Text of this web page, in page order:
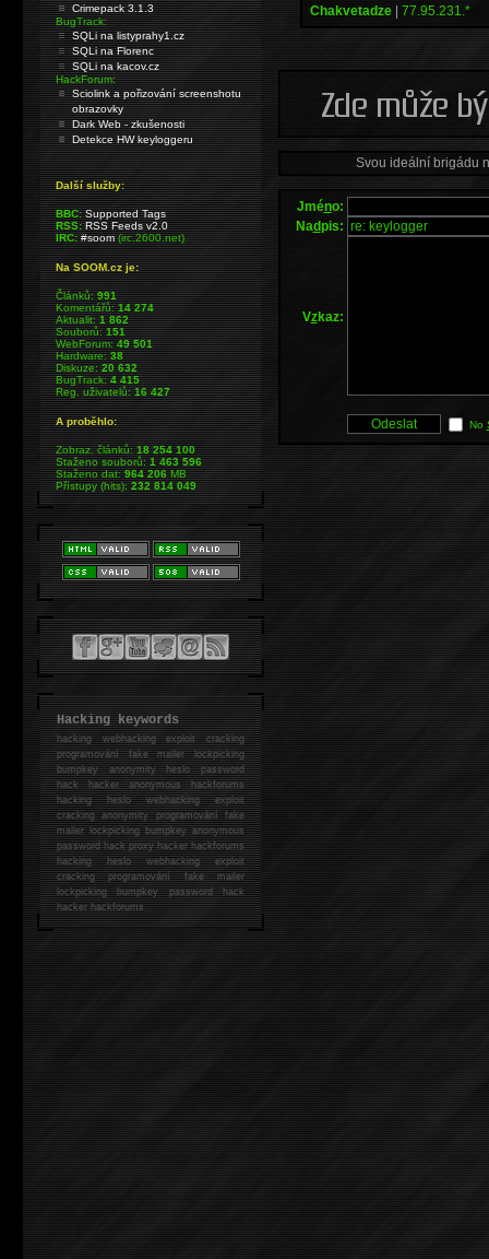
Chakvetadze | 77.95.231.*
Svou ideální brigádu
Jméno:
Nadpis:
Vzkaz:
No
Crimepack 3.1.3
BugTrack:
SQLi na listyprahy1.cz
SQLi na Florenc
SQLi na kacov.cz
HackForum:
Sciolink a pořizování screenshotu
obrazovky
Dark Web - zkušenosti
Detekce HW keyloggeru
Další služby:
BBC: Supported Tags
RSS: RSS Feeds v2.0
IRC: #soom(irc.2600.net)
Na SOOM.cz je:
Článků:991
Komentářů:14 274
Aktualit:1 862
Souborů:151
WebForum:49 501
Hardware:38
Diskuze:20 632
BugTrack:4 415
Reg. uživatelů:16 427
A proběhlo:
Zobraz. článků:18 254 100
Staženo souborů:1 463 596
Staženo dat:964 206MB
Přístupy (hits):232 814 049
Hacking keywords
hackingwebhacking exploit cracking
programování fake mailer lockpicking
bumpkey anonymity heslo password
hackhacker anonymous hackforums
hackingheslo webhacking exploit
cracking anonymity programování fake
mailer lockpicking bumpkey anonymous
password hack proxy hacker hackforums
hacking heslo webhacking exploit
cracking programování fake mailer
lockpicking bumpkey password hack
hackerhackforums